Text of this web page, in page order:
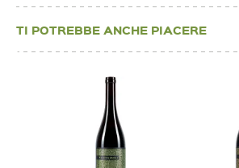
TI POTREBBE ANCHE PIACERE